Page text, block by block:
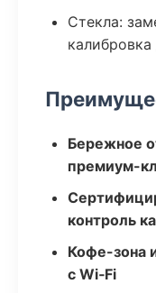
Стекла:
Бережное
премиум-
контроль
Кофе-зона
с Wi‑Fi